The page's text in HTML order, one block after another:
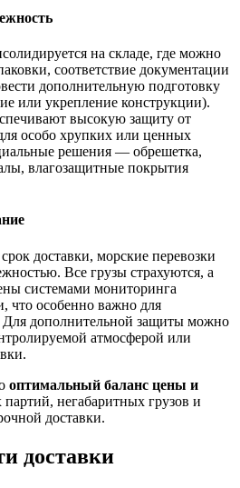
на складе, где можно
соответствие документации
дополнительную подготовку
или укрепление конструкции).
высокую защиту от
особо хрупких или ценных
решения — обрешетка,
влагозащитные покрытия
доставки, морские перевозки
Все грузы страхуются, а
системами мониторинга
что особенно важно для
Для дополнительной защиты можно
атмосферой или
оптимальный баланс цены и
негабаритных грузов и
доставки.
доставки